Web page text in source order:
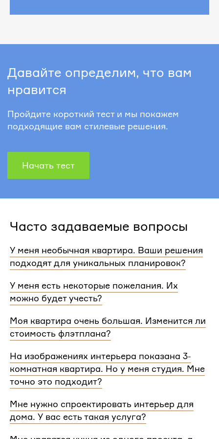
Давайте определим, что вам
нравится
Пройдите короткий тест и мы покажем
подходящие вам стилевые решения.
Начать тест
Часто задаваемые вопросы
У меня необычная квартира. Ваши решения
подходят для уникальных планировок?
планировки и учтем особенности вашей
квартиры.
У меня есть некоторые пожелания. Их
можно будет учесть?
согласуем с вами планировочное решение,
расстановку мебели и важные детали. Вы
дизайнером Flatplan
Моя квартира очень большая. Изменится ли
стоимость флэтплана?
площади. Однако если у вас многоэтажный дом
или квартира, нужно будет купить флэтплан для
каждого этажа.
На изображениях интерьера показана 3-
комнатная квартира. Но у меня студия. Мне
точно это подходит?
и учитываем все детали. Любой стиль интерьера
на нашем сайте может быть адаптирован для
Мне нужно спроектировать интерьер для
дома. У вас есть такая услуга?